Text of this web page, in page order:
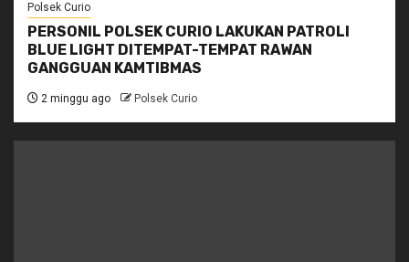
Polsek Curio
PERSONIL POLSEK CURIO LAKUKAN PATROLI
BLUE LIGHT DITEMPAT-TEMPAT RAWAN
GANGGUAN KAMTIBMAS
2 minggu ago Polsek Curio